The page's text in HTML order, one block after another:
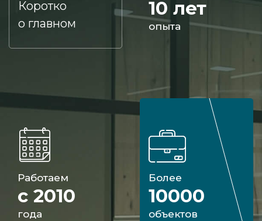
Коротко
о главном
10 лет
опыта
Работаем
с 2010
года
Более
10000
объектов